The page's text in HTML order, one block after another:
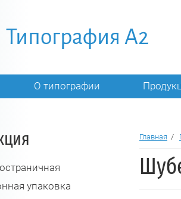
Типография A2
О типографии
упаковка
Главная /